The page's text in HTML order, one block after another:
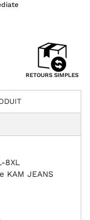
RETOURS SIMPLES
JEANS